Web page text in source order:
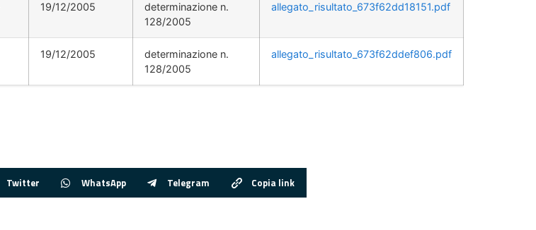
19/12/2005
determinazione n.
128/2005
allegato_risultato_673f62dd18151.pdf
19/12/2005
determinazione n.
128/2005
allegato_risultato_673f62ddef806.pdf
Twitter WhatsApp Telegram Copia link